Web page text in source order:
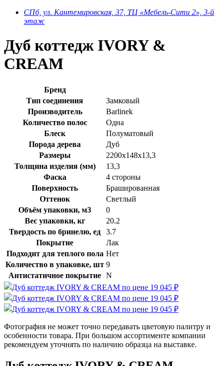
СПб, ул. Кантемировская, 37, ТЦ «Мебель-Сити 2», 3-й
этаж
Дуб коттедж IVORY &
CREAM
Бренд
Тип соединения
Замковый
Производитель
Barlinek
Количество полос
Одна
Блеск
Полуматовый
Порода дерева
Дуб
Размеры
2200х148х13,3
Толщина изделия (мм)
13,3
Фаска
4 стороны
Поверхность
Брашированная
Оттенок
Светлый
Объём упаковки, м3
0
Вес упаковки, кг
20.2
Твердость по бринелю, ед
3.7
Покрытие
Лак
Подходит для теплого пола Нет
Количество в упаковке, шт 9
Антистатичное покрытие N
Фотография не может точно передавать цветовую палитру и
особенности товара. При большом ассортименте компании
рекомендуем уточнять по наличию образца на выставке.